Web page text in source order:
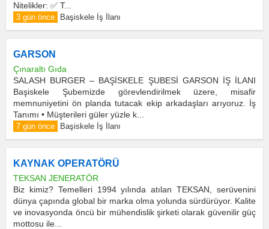
Nitelikler: ✅ T...
3 gün önce Başiskele İş İlanı
GARSON
Çınaraltı Gıda
SALASH BURGER – BAŞİSKELE ŞUBESİ GARSON İŞ İLANI
Başiskele Şubemizde görevlendirilmek üzere, misafir
memnuniyetini ön planda tutacak ekip arkadaşları arıyoruz. İş
Tanımı • Müşterileri güler yüzle k...
7 gün önce Başiskele İş İlanı
KAYNAK OPERATÖRÜ
TEKSAN JENERATÖR
Biz kimiz? Temelleri 1994 yılında atılan TEKSAN, serüvenini
dünya çapında global bir marka olma yolunda sürdürüyor. Kalite
ve inovasyonda öncü bir mühendislik şirketi olarak güvenilir güç
mottosu ile...